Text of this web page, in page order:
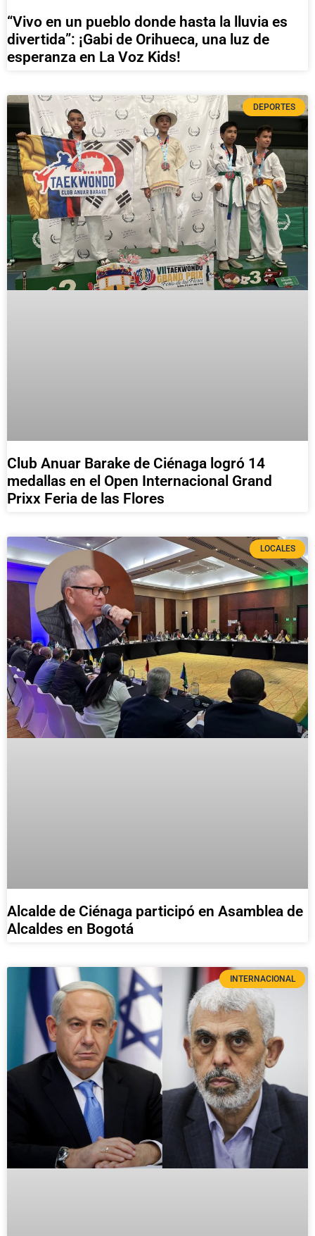
“Vivo en un pueblo donde hasta la lluvia es
divertida”: ¡Gabi de Orihueca, una luz de
esperanza en La Voz Kids!
DEPORTES
Club Anuar Barake de Ciénaga logró 14
medallas en el Open Internacional Grand
Prixx Feria de las Flores
LOCALES
Alcalde de Ciénaga participó en Asamblea de
Alcaldes en Bogotá
INTERNACIONAL